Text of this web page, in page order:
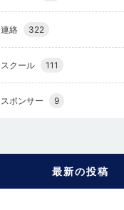
連絡 322
スクール 111
スポンサー 9
最新の投稿